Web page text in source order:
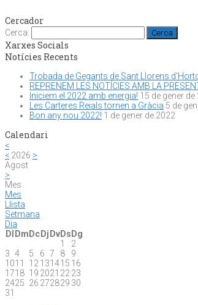
Cercador
Cerca:
Xarxes Socials
Notícies Recents
Trobada de Gegants de Sant Llorens
REPRENEM LES NOTÍCIES AMB LA
Iniciem el 2022 amb energia! 15 de gener de
Les Carteres Reials tornen a Gràcia 5 de
Bon any nou 2022! 1 de gener de 2022
Calendari
<
< 2026 >
Agost
>
Mes
Mes
Llista
Setmana
Dia
Dl Dm Dc Dj DvDs Dg
1
2
3 4 5 6 7 8
9
1011 12 131415 16
1718 19 2021 22 23
2425 26 272829 30
31